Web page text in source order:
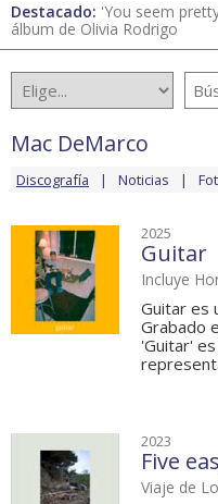
Destacado: 'You seem
álbum de Olivia Rodrigo
Mac DeMarco
Discografía Noticias
2025
Guitar
Incluye
Guitar es
Grabado
'Guitar'
2023
Five
Viaje de